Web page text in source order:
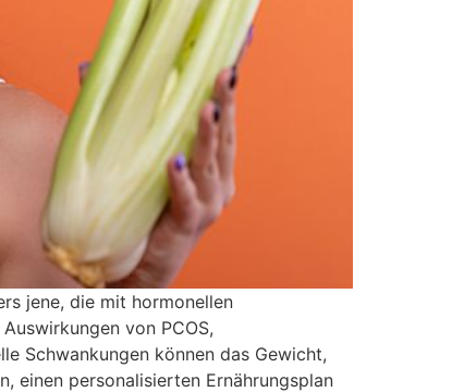
jene, die mit hormonellen
von PCOS,
Schwankungen können das Gewicht,
einen personalisierten Ernährungsplan